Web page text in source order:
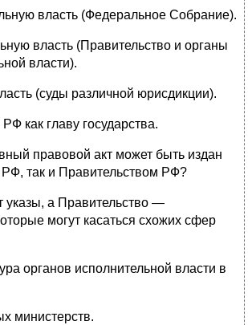
власть (Федеральное Собрание).
власть (Правительство и органы
власти).
(суды различной юрисдикции).
как главу государства.
правовой акт может быть издан
так и Правительством РФ?
указы, а Правительство —
могут касаться схожих сфер
органов исполнительной власти в
министерств.